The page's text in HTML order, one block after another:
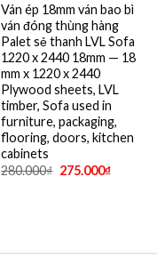
Ván ép 18mm ván bao bì
ván đóng thùng hàng
Palet sẻ thanh LVL Sofa
1220 x 2440 18mm — 18
mm x 1220 x 2440
Plywood sheets, LVL
timber, Sofa used in
furniture, packaging,
flooring, doors, kitchen
cabinets
280.000₫ 275.000₫